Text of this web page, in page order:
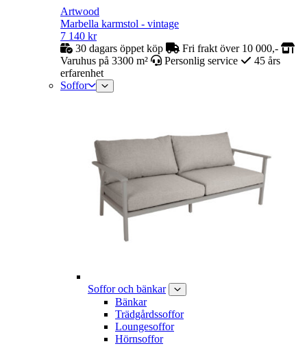
Artwood
Marbella karmstol - vintage
7 140 kr
30 dagars öppet köp
Fri frakt över 10 000,-
Varuhus på 3300 m²
Personlig service
45 års
erfarenhet
Soffor
Soffor och bänkar
Bänkar
Trädgårdssoffor
Loungesoffor
Hörnsoffor